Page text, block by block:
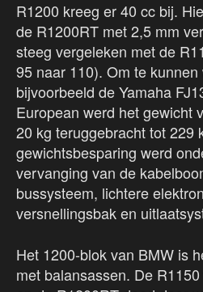
R1200 kreeg er 40 cc bij.
de R1200RT met 2,5 mm
steeg vergeleken met de
95 naar 110). Om te
bijvoorbeeld de Yamaha
European werd het gewicht
20 kg teruggebracht tot 229
gewichtsbesparing werd
vervanging van de
bussysteem, lichtere
versnellingsbak en
Het 1200-blok van BMW is
met balansassen. De